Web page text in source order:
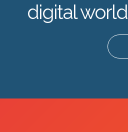
digital world